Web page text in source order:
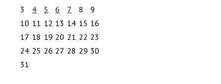
3
4 5 6 7 8
9
10 11 12 13 14 15 16
17 18 19 20 21 22 23
24 25 26 27 28 29 30
31